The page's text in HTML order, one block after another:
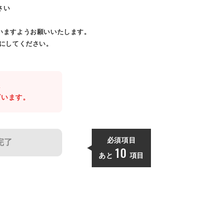
い
すようお願いいたします。
してください。
ます。
了 必須項目
あと 10 項目